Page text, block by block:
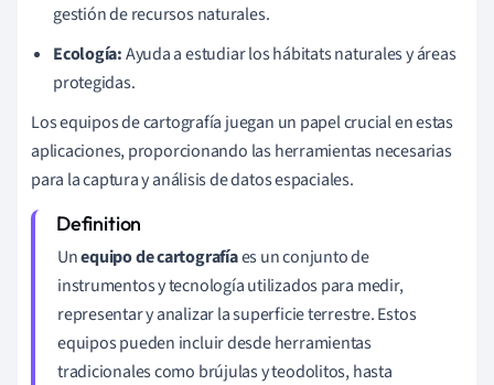
gestión de recursos naturales.
Ecología:Ayuda a estudiar los hábitats naturales y áreas
protegidas.
Los equipos de cartografía juegan un papel crucial en estas
aplicaciones, proporcionando las herramientas necesarias
para la captura y análisis de datos espaciales.
Unequipo de cartografíaes un conjunto de
instrumentos y tecnología utilizados para medir,
representar y analizar la superficie terrestre. Estos
equipos pueden incluir desde herramientas
tradicionales como brújulas y teodolitos, hasta